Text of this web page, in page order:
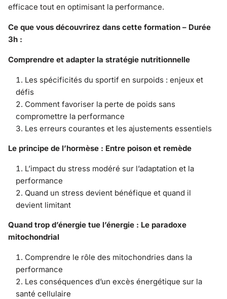
efficace tout en optimisant la performance.
Ce que vous découvrirez dans cette formation – Durée
3h :
Comprendre et adapter la stratégie nutritionnelle
Les spécificités du sportif en surpoids : enjeux et
défis
Comment favoriser la perte de poids sans
compromettre la performance
Les erreurs courantes et les ajustements essentiels
Le principe de l’hormèse : Entre poison et remède
L’impact du stress modéré sur l’adaptation et la
performance
Quand un stress devient bénéfique et quand il
devient limitant
Quand trop d’énergie tue l’énergie : Le paradoxe
mitochondrial
Comprendre le rôle des mitochondries dans la
performance
Les conséquences d’un excès énergétique sur la
santé cellulaire